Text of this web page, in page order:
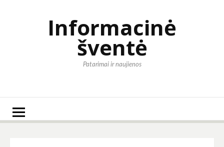
Informacinė
šventė
Patarimai ir naujienos